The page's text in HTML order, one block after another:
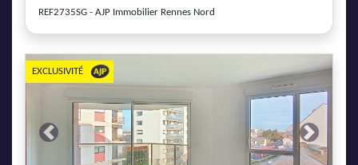
REF2735SG - AJP Immobilier Rennes Nord
Previous Next
EXCLUSIVITÉ